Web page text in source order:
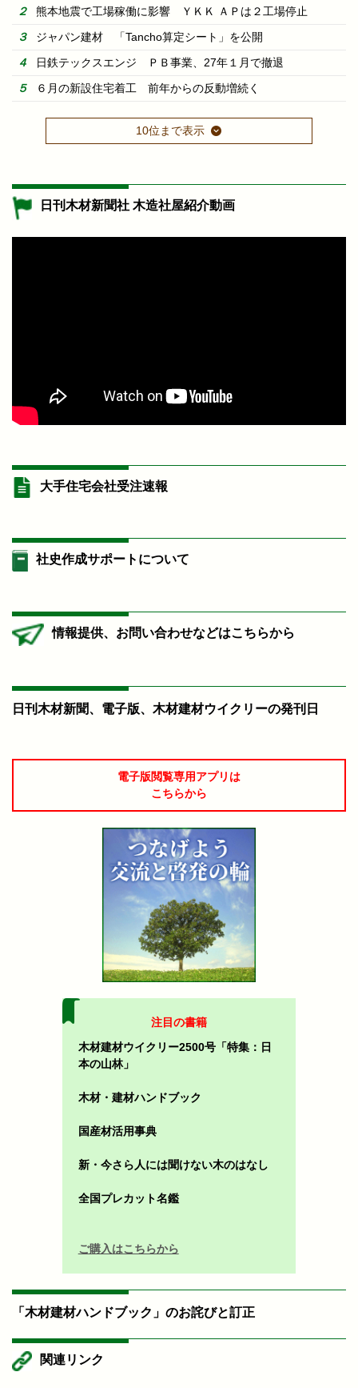
熊本地震で工場稼働に影響 ＹＫＫ ＡＰは２工場停止
ジャパン建材 「Tancho算定シート」を公開
日鉄テックスエンジ ＰＢ事業、27年１月で撤退
６月の新設住宅着工 前年からの反動増続く
10位まで表示
日刊木材新聞社 木造社屋紹介動画
大手住宅会社受注速報
社史作成サポートについて
情報提供、お問い合わせなどはこちらから
日刊木材新聞、電子版、木材建材ウイクリーの発刊日
電子版閲覧専用アプリは
こちらから
注目の書籍
木材建材ウイクリー2500号「特集：日
本の山林」
木材・建材ハンドブック
国産材活用事典
新・今さら人には聞けない木のはなし
全国プレカット名鑑
ご購入はこちらから
「木材建材ハンドブック」のお詫びと訂正
関連リンク